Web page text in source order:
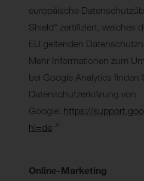
europäische
Shield“ zertifiziert, welches
EU geltenden
Mehr Informationen zum
bei Google Analytics finden
Datenschutzerklärung von
Google: https://
hl=de
Online-Marketing